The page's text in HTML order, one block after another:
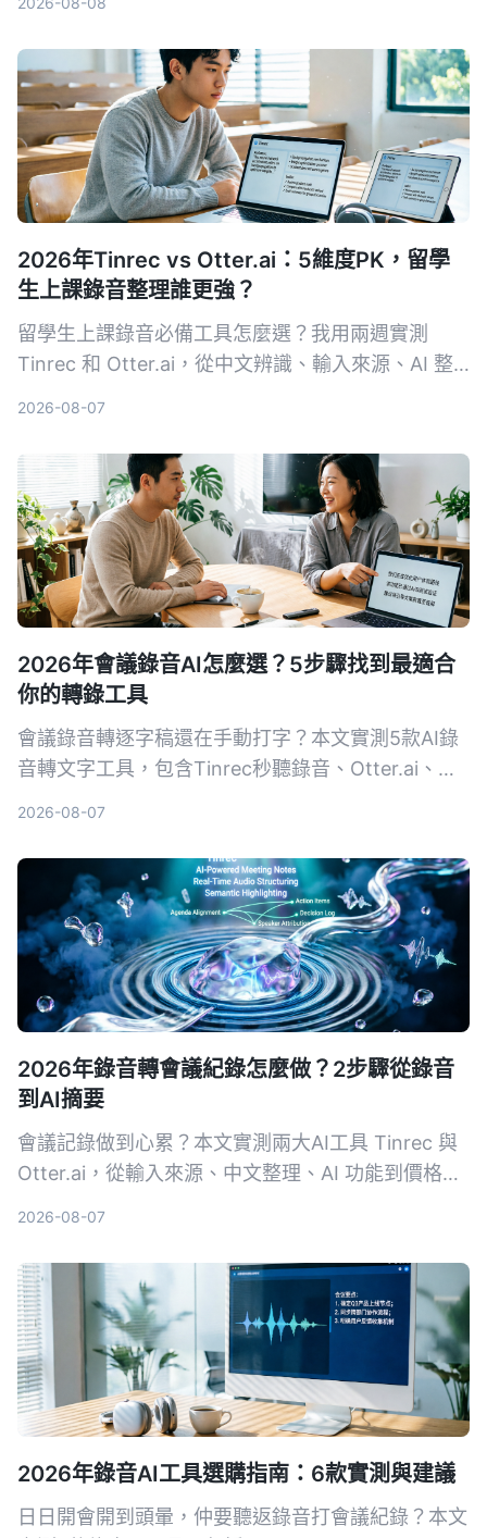
2026年Tinrec vs Otter.ai：5維度PK，留學
生上課錄音整理誰更強？
留學生上課錄音必備工具怎麼選？我用兩週實測
Tinrec 和 Otter.ai，從中文辨識、輸入來源、AI 整
2026-08-07
2026年會議錄音AI怎麼選？5步驟找到最適合
你的轉錄工具
會議錄音轉逐字稿還在手動打字？本文實測5款AI錄
音轉文字工具，包含Tinrec秒聽錄音、Otter.ai、
的會議記錄幫手。
2026-08-07
2026年錄音轉會議紀錄怎麼做？2步驟從錄音
到AI摘要
會議記錄做到心累？本文實測兩大AI工具 Tinrec 與
Otter.ai，從輸入來源、中文整理、AI 功能到價格方
2026-08-07
2026年錄音AI工具選購指南：6款實測與建議
日日開會開到頭暈，仲要聽返錄音打會議紀錄？本文